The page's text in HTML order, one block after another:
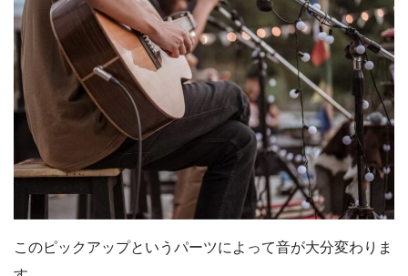
このピックアップというパーツによって音が大分変わりま